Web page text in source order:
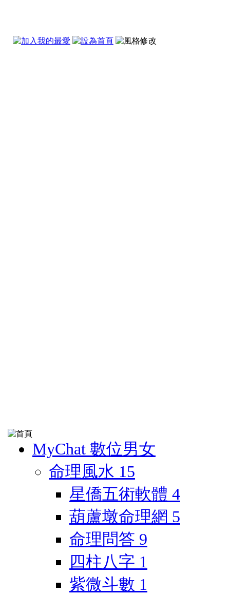
MyChat 數位男女
命理風水 15
星僑五術軟體 4
葫蘆墩命理網 5
命理問答 9
四柱八字 1
紫微斗數 1